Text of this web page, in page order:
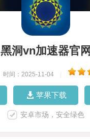
黑洞vn加速器官网
时间：2025-11-04
苹果下载
安卓市场，安全绿色